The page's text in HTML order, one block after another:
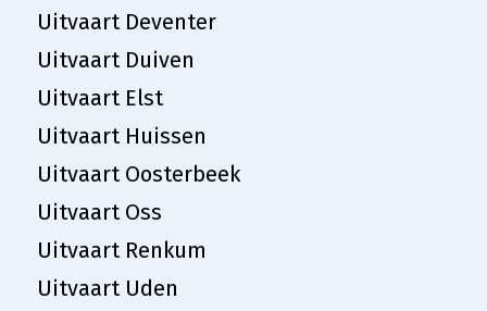
Uitvaart Deventer
Uitvaart Duiven
Uitvaart Elst
Uitvaart Huissen
Uitvaart Oosterbeek
Uitvaart Oss
Uitvaart Renkum
Uitvaart Uden